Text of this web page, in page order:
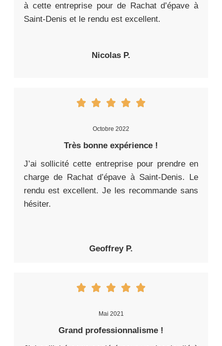
à cette entreprise pour de Rachat d’épave à
Saint-Denis et le rendu est excellent.
Nicolas P.
Octobre 2022
Très bonne expérience !
J’ai sollicité cette entreprise pour prendre en
charge de Rachat d’épave à Saint-Denis. Le
rendu est excellent. Je les recommande sans
hésiter.
Geoffrey P.
Mai 2021
Grand professionnalisme !